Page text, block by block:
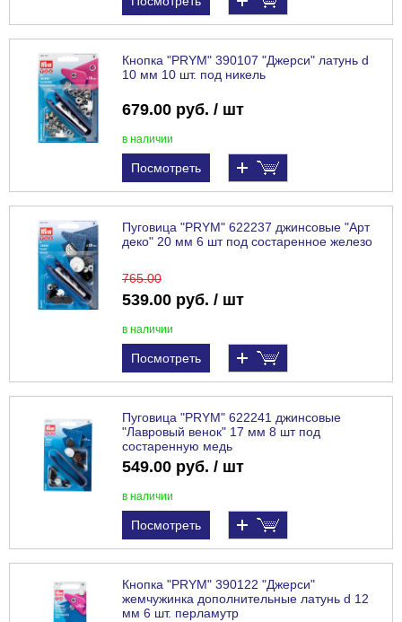
Кнопка "PRYM" 390107 "Джерси" латунь d
10 мм 10 шт. под никель
679.00 руб. / шт
в наличии
Посмотреть
Пуговица "PRYM" 622237 джинсовые "Арт
деко" 20 мм 6 шт под состаренное железо
765.00
539.00 руб. / шт
в наличии
Посмотреть
Пуговица "PRYM" 622241 джинсовые
"Лавровый венок" 17 мм 8 шт под
состаренную медь
549.00 руб. / шт
в наличии
Посмотреть
Кнопка "PRYM" 390122 "Джерси"
жемчужинка дополнительные латунь d 12
мм 6 шт. перламутр